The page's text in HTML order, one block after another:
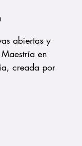
abiertas y
en
creada por